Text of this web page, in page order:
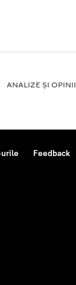
ANALIZE ȘI OPINII
Feedback